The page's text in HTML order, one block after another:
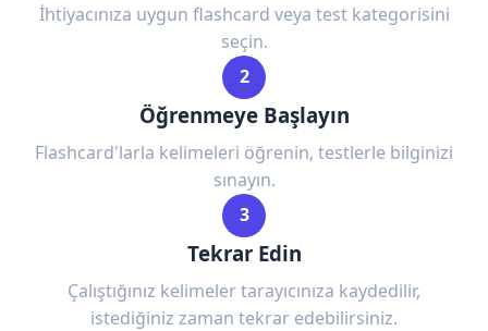
İhtiyacınıza uygun flashcard veya test kategorisini
seçin.
2
Öğrenmeye Başlayın
Flashcard'larla kelimeleri öğrenin, testlerle bilginizi
sınayın.
3
Tekrar Edin
Çalıştığınız kelimeler tarayıcınıza kaydedilir,
istediğiniz zaman tekrar edebilirsiniz.